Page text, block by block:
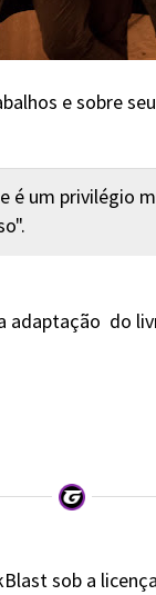
e sobre
é um privilégio
adaptação do
sob a licença